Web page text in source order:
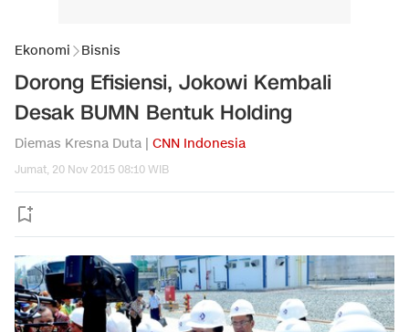
Ekonomi Bisnis
Dorong Efisiensi, Jokowi Kembali
Desak BUMN Bentuk Holding
Diemas Kresna Duta | CNN Indonesia
Jumat, 20 Nov 2015 08:10 WIB